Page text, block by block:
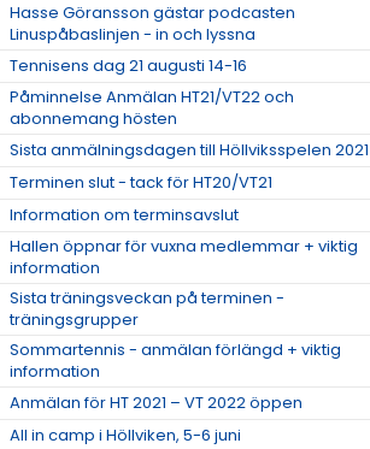
Hasse Göransson gästar podcasten
Linuspåbaslinjen - in och lyssna
Tennisens dag 21 augusti 14-16
Påminnelse Anmälan HT21/VT22 och
abonnemang hösten
Sista anmälningsdagen till Höllviksspelen 2021
Terminen slut - tack för HT20/VT21
Information om terminsavslut
Hallen öppnar för vuxna medlemmar + viktig
information
Sista träningsveckan på terminen -
träningsgrupper
Sommartennis - anmälan förlängd + viktig
information
Anmälan för HT 2021 – VT 2022 öppen
All in camp i Höllviken, 5-6 juni